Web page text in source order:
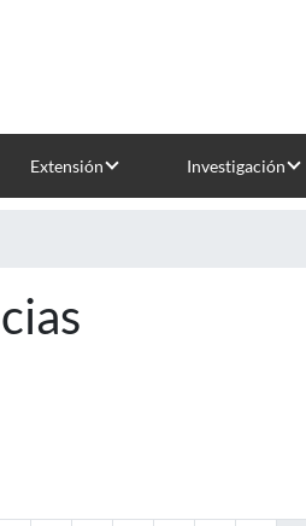
Extensión Investigación